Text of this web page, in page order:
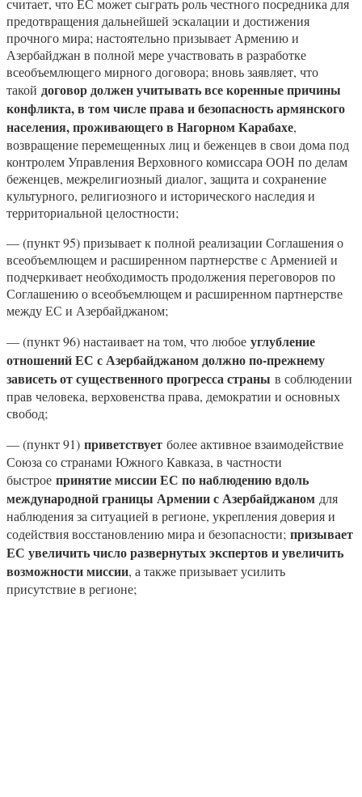
считает, что ЕС может сыграть роль честного посредника для
предотвращения дальнейшей эскалации и достижения
прочного мира; настоятельно призывает Армению и
Азербайджан в полной мере участвовать в разработке
всеобъемлющего мирного договора; вновь заявляет, что
такой договор должен учитывать все коренные причины
конфликта, в том числе права и безопасность армянского
населения, проживающего в Нагорном Карабахе,
возвращение перемещенных лиц и беженцев в свои дома под
контролем Управления Верховного комиссара ООН по делам
беженцев, межрелигиозный диалог, защита и сохранение
культурного, религиозного и исторического наследия и
территориальной целостности;
— (пункт 95) призывает к полной реализации Соглашения о
всеобъемлющем и расширенном партнерстве с Арменией и
подчеркивает необходимость продолжения переговоров по
Соглашению о всеобъемлющем и расширенном партнерстве
между ЕС и Азербайджаном;
— (пункт 96) настаивает на том, что любое углубление
отношений ЕС с Азербайджаном должно по-прежнему
зависеть от существенного прогресса страны в соблюдении
прав человека, верховенства права, демократии и основных
свобод;
— (пункт 91) приветствует более активное взаимодействие
Союза со странами Южного Кавказа, в частности
быстрое принятие миссии ЕС по наблюдению вдоль
международной границы Армении с Азербайджаном для
наблюдения за ситуацией в регионе, укрепления доверия и
содействия восстановлению мира и безопасности; призывает
ЕС увеличить число развернутых экспертов и увеличить
возможности миссии, а также призывает усилить
присутствие в регионе;